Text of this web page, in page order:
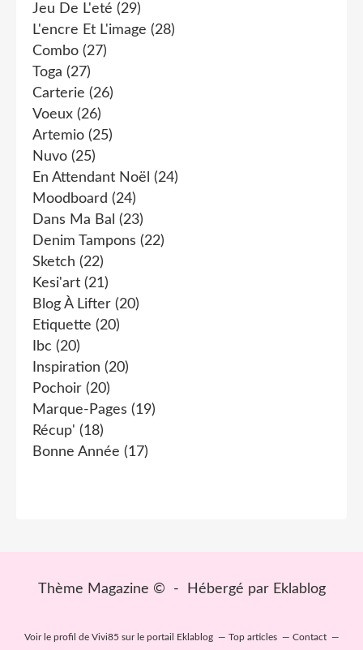
Jeu De L'eté (29)
L'encre Et L'image (28)
Combo (27)
Toga (27)
Carterie (26)
Voeux (26)
Artemio (25)
Nuvo (25)
En Attendant Noël (24)
Moodboard (24)
Dans Ma Bal (23)
Denim Tampons (22)
Sketch (22)
Kesi'art (21)
Blog À Lifter (20)
Etiquette (20)
Ibc (20)
Inspiration (20)
Pochoir (20)
Marque-Pages (19)
Récup' (18)
Bonne Année (17)
Thème Magazine © - Hébergé par Eklablog
Voir le profil de Vivi85 sur le portail Eklablog Top articles Contact